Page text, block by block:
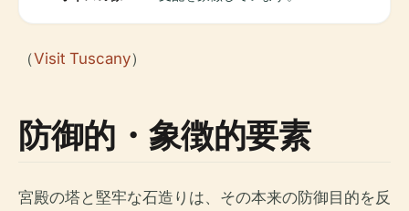
（Visit Tuscany）
防御的・象徴的要素
宮殿の塔と堅牢な石造りは、その本来の防御目的を反